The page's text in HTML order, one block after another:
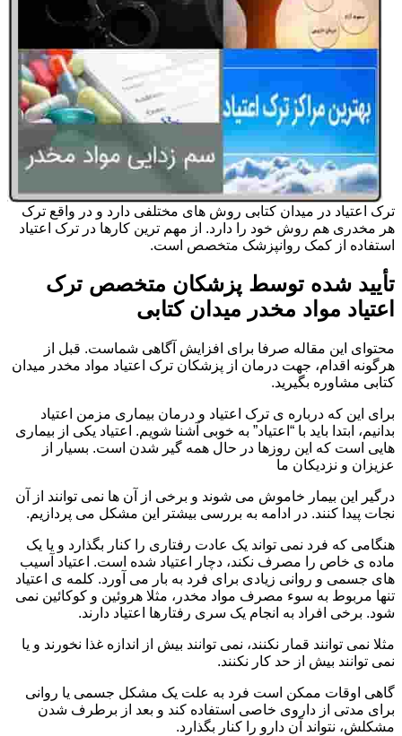
ترک اعتیاد در میدان کتابی روش های مختلفی دارد و در واقع ترک
هر مخدری هم روش خود را دارد. از مهم ترین کارها در ترک اعتیاد
استفاده از کمک روانپزشک متخصص است.
تأیید شده توسط پزشکان متخصص ترک
اعتیاد مواد مخدر میدان کتابی
محتوای این مقاله صرفا برای افزایش آگاهی شماست. قبل از
هرگونه اقدام، جهت درمان از پزشکان ترک اعتیاد مواد مخدر میدان
کتابی مشاوره بگیرید.
برای این که درباره ی ترک اعتیاد و درمان بیماری مزمن اعتیاد
بدانیم، ابتدا باید با “اعتیاد” به خوبی آشنا شویم. اعتیاد یکی از بیماری
هایی است که این روزها در حال همه گیر شدن است. بسیار از
عزیزان و نزدیکان ما
درگیر این بیمار خاموش می شوند و برخی از آن ها نمی توانند از آن
نجات پیدا کنند. در ادامه به بررسی بیشتر این مشکل می پردازیم.
هنگامی که فرد نمی تواند یک عادت رفتاری را کنار بگذارد و یا یک
ماده ی خاص را مصرف نکند، دچار اعتیاد شده است. اعتیاد آسیب
های جسمی و روانی زیادی برای فرد به بار می آورد. کلمه ی اعتیاد
تنها مربوط به سوء مصرف مواد مخدر، مثلا هروئین و کوکائین نمی
شود. برخی افراد به انجام یک سری رفتارها اعتیاد دارند.
مثلا نمی توانند قمار نکنند، نمی توانند بیش از اندازه غذا نخورند و یا
نمی توانند بیش از حد کار نکنند.
گاهی اوقات ممکن است فرد به علت یک مشکل جسمی یا روانی
برای مدتی از داروی خاصی استفاده کند و بعد از برطرف شدن
مشکلش، نتواند آن دارو را کنار بگذارد.